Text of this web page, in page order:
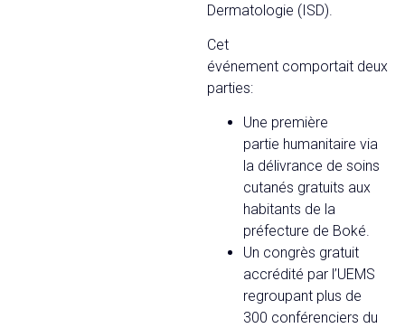
Dermatologie (ISD).
Cet
événement comportait deux
parties:
Une première
partie humanitaire via
la délivrance de soins
cutanés gratuits aux
habitants de la
préfecture de Boké.
Un congrès gratuit
accrédité par l’UEMS
regroupant plus de
300 conférenciers du